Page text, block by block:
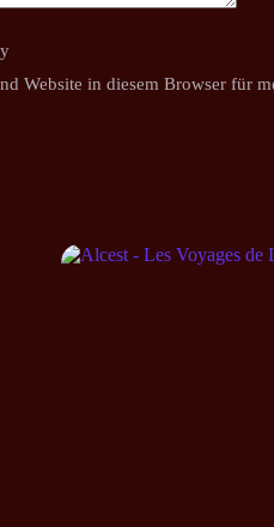
Website in diesem Browser für